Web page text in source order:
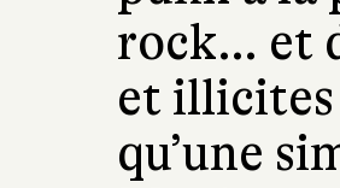
rock… et
et illicites
qu’une